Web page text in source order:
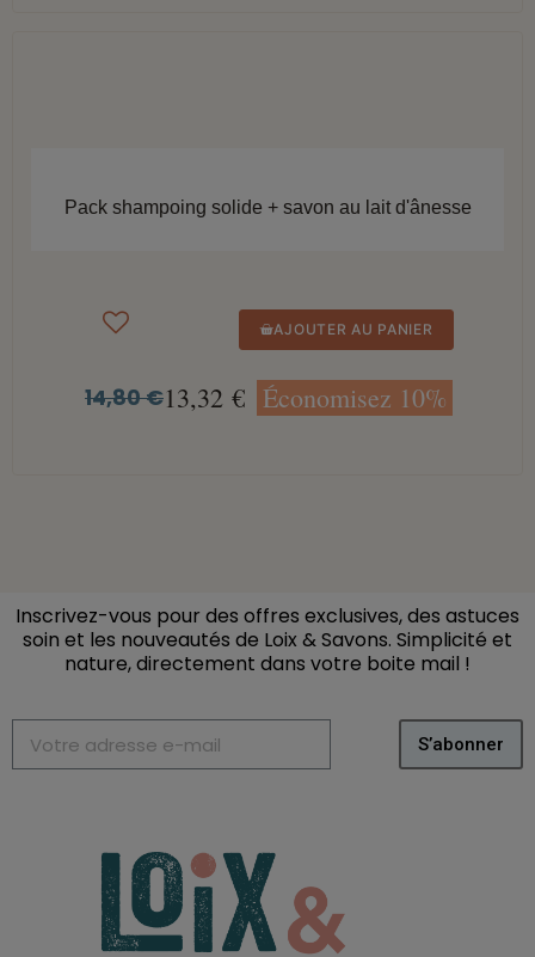
Pack shampoing solide + savon au lait d'ânesse
AJOUTER AU PANIER
14,80 €13,32 € Économisez 10%
Inscrivez-vous pour des offres exclusives, des astuces
soin et les nouveautés de Loix & Savons. Simplicité et
nature, directement dans votre boite mail !
S’abonner